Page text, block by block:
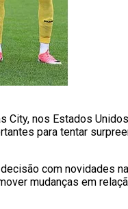
City, nos Estados
para tentar
com novidades
mudanças em